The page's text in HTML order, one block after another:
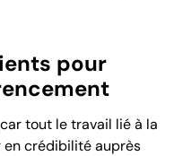
pour
tout le travail lié à la
en crédibilité auprès